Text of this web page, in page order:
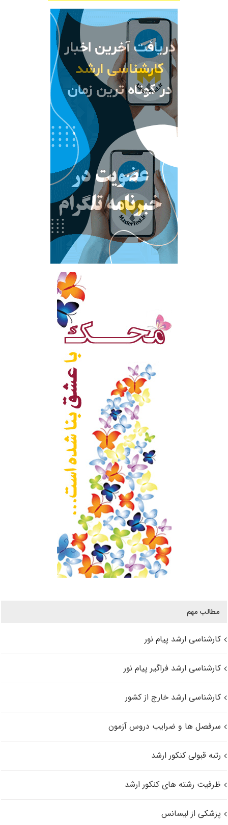
مطالب مهم
کارشناسی ارشد پیام نور
کارشناسی ارشد فراگیر پیام نور
کارشناسی ارشد خارج از کشور
سرفصل ها و ضرایب دروس آزمون
رتبه قبولی کنکور ارشد
ظرفیت رشته های کنکور ارشد
پزشکی از لیسانس